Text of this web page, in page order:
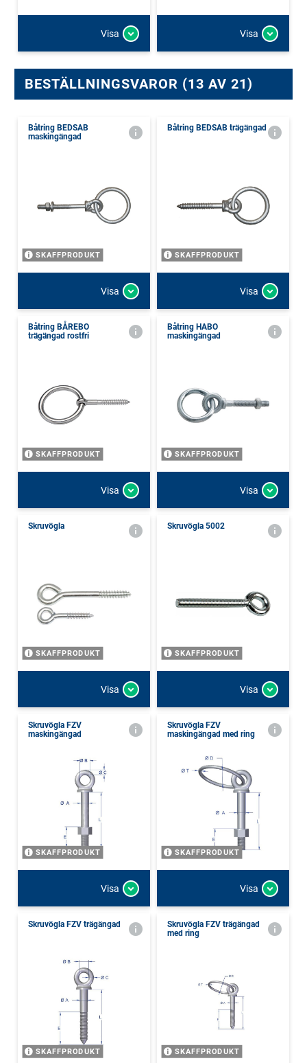
Visa Visa
BESTÄLLNINGSVAROR (13 AV 21)
Båtring BEDSAB
maskingängad
SKAFFPRODUKT
Visa
Båtring BEDSAB trägängad
SKAFFPRODUKT
Visa
Båtring BÅREBO
trägängad rostfri
SKAFFPRODUKT
Visa
Båtring HABO
maskingängad
SKAFFPRODUKT
Visa
Skruvögla
SKAFFPRODUKT
Visa
Skruvögla 5002
SKAFFPRODUKT
Visa
Skruvögla FZV
maskingängad
SKAFFPRODUKT
Visa
Skruvögla FZV
maskingängad med ring
SKAFFPRODUKT
Visa
Skruvögla FZV trägängad
SKAFFPRODUKT
Skruvögla FZV trägängad
med ring
SKAFFPRODUKT